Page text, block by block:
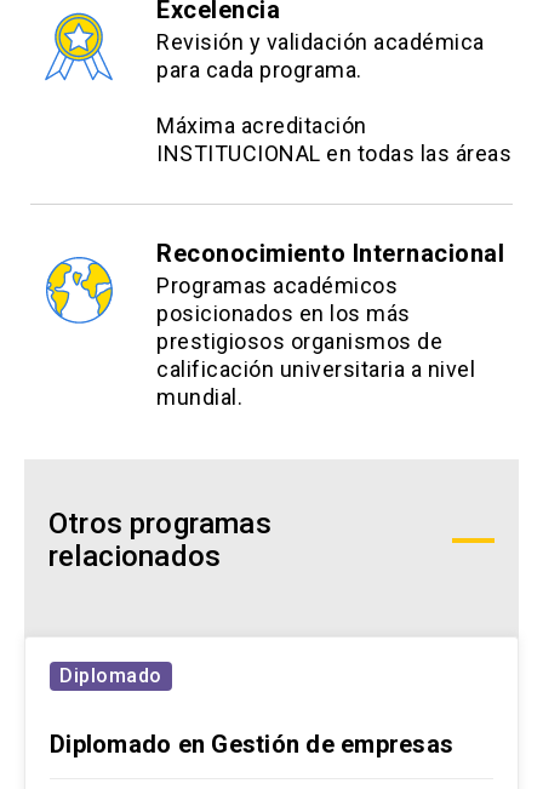
Excelencia
Revisión y validación académica
para cada programa.
Máxima acreditación
INSTITUCIONAL en todas las áreas
Reconocimiento Internacional
Programas académicos
posicionados en los más
prestigiosos organismos de
calificación universitaria a nivel
mundial.
Otros programas
relacionados
Diplomado
Diplomado en Gestión de empresas